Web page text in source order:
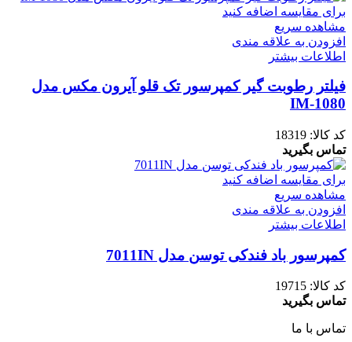
برای مقایسه اضافه کنید
مشاهده سریع
افزودن به علاقه مندی
اطلاعات بیشتر
فیلتر رطوبت گیر کمپرسور تک قلو آیرون مکس مدل
IM-1080
کد کالا: 18319
تماس بگیرید
برای مقایسه اضافه کنید
مشاهده سریع
افزودن به علاقه مندی
اطلاعات بیشتر
کمپرسور باد فندکی توسن مدل 7011IN
کد کالا: 19715
تماس بگیرید
تماس با ما